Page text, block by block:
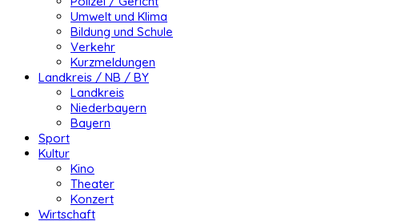
Umwelt und Klima
Bildung und Schule
Verkehr
Kurzmeldungen
Landkreis / NB / BY
Landkreis
Niederbayern
Bayern
Sport
Kultur
Kino
Theater
Konzert
Wirtschaft